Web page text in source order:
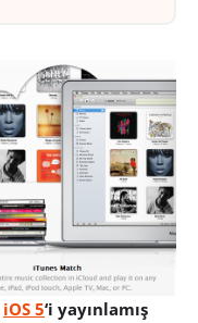
iOS 5‘i yayınlamış